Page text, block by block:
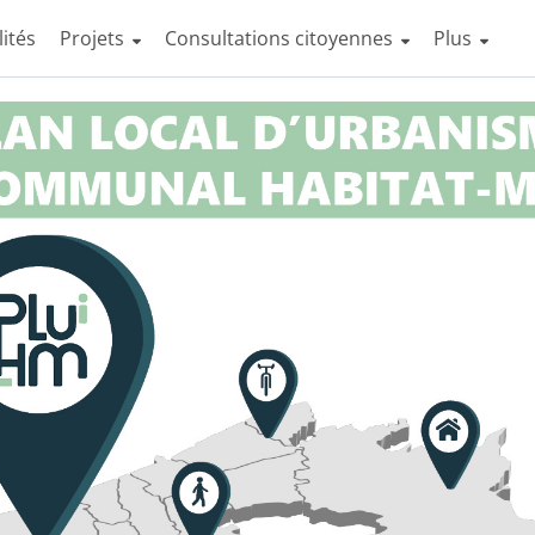
Projets Consultations citoyennes Afficher la
Plus